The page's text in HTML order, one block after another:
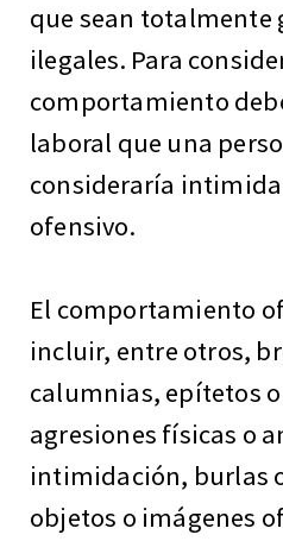
que sean totalmente
ilegales. Para
comportamiento
laboral que una
consideraría
ofensivo.
El comportamiento
incluir, entre otros,
calumnias, epítetos
agresiones físicas o
intimidación, burlas
objetos o imágenes